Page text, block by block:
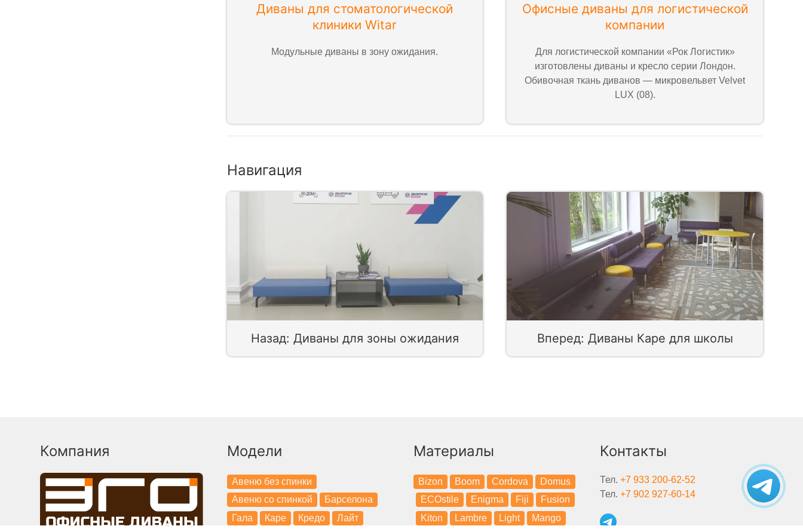
Диваны для стоматологической
клиники Witar
Модульные диваны в зону ожидания.
Офисные диваны для логистической
компании
Для логистической компании «Рок Логистик»
изготовлены диваны и кресло серии Лондон.
Обивочная ткань диванов — микровельвет Velvet
LUX (08).
Навигация
Назад: Диваны для зоны ожидания Вперед: Диваны Каре для школы
Компания Модели
Авеню без спинки
Авеню со спинкой
Барселона
Гала
Каре Кредо Лайт
Материалы
Bizon Boom Cordova
Domus
ECOstile
Enigma Fiji
Fusion
Kiton
Lambre Light Mango
Контакты
Тел.+7 933 200-62-52
Тел.+7 902 927-60-14